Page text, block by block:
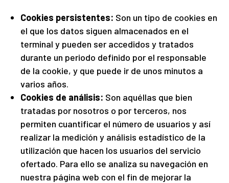
Cookies persistentes: Son un tipo de cookies en
el que los datos siguen almacenados en el
terminal y pueden ser accedidos y tratados
durante un periodo definido por el responsable
de la cookie, y que puede ir de unos minutos a
varios años.
Cookies de análisis: Son aquéllas que bien
tratadas por nosotros o por terceros, nos
permiten cuantificar el número de usuarios y así
realizar la medición y análisis estadístico de la
utilización que hacen los usuarios del servicio
ofertado. Para ello se analiza su navegación en
nuestra página web con el fin de mejorar la